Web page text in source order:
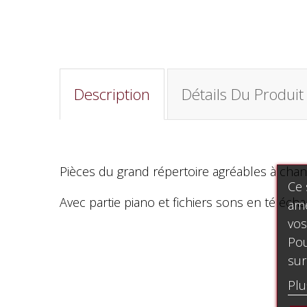
Description Détails Du Produit
Pièces du grand répertoire agréables à
Avec partie piano et fichiers sons en